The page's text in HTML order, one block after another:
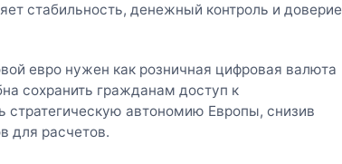
стабильность, денежный контроль и доверие
евро нужен как розничная цифровая валюта
сохранить гражданам доступ к
стратегическую автономию Европы, снизив
для расчетов.